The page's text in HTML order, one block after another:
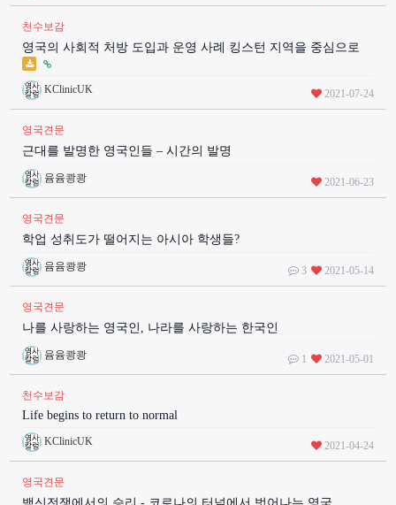
천수보감
영국의 사회적 처방 도입과 운영 사례 킹스턴 지역을 중심으로
KClinicUK 2021-07-24
영국견문
근대를 발명한 영국인들 – 시간의 발명
윰윰쾅쾅 2021-06-23
영국견문
학업 성취도가 떨어지는 아시아 학생들?
윰윰쾅쾅 3 2021-05-14
영국견문
나를 사랑하는 영국인, 나라를 사랑하는 한국인
윰윰쾅쾅 1 2021-05-01
천수보감
Life begins to return to normal
KClinicUK 2021-04-24
영국견문
백신전쟁에서의 승리 - 코로나의 터널에서 벗어나는 영국